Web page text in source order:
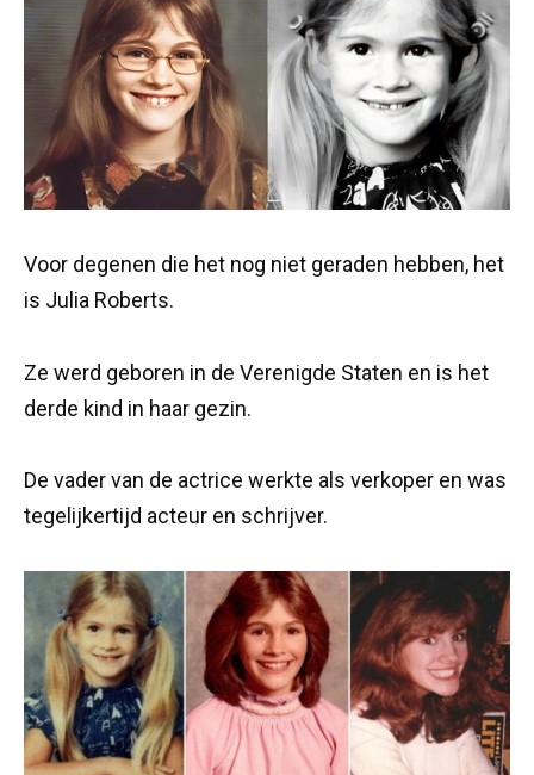
Voor degenen die het nog niet geraden hebben, het
is Julia Roberts.
Ze werd geboren in de Verenigde Staten en is het
derde kind in haar gezin.
De vader van de actrice werkte als verkoper en was
tegelijkertijd acteur en schrijver.